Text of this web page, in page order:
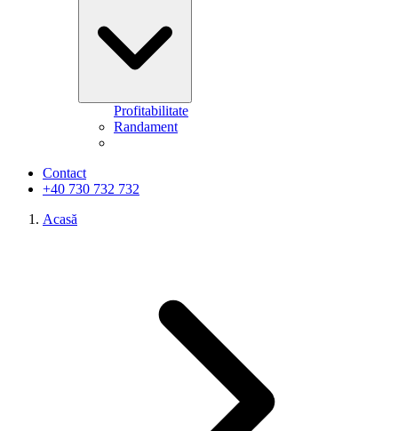
Profitabilitate
Randament
Contact
+40 730 732 732
Acasă